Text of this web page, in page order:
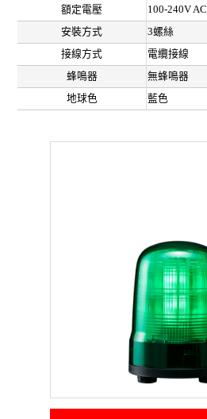
額定電壓
100-240V AC
安裝方式
3螺絲
接線方式
電纜接線
蜂鳴器
無蜂鳴器
地球色
藍色